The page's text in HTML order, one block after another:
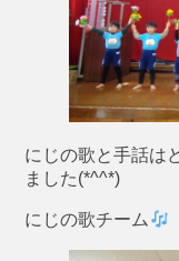
にじの歌と手話は
ました(*^^*)
にじの歌チーム